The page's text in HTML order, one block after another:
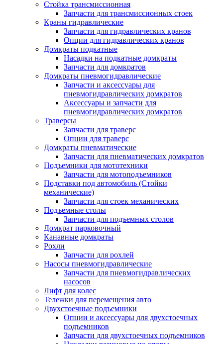
Стойка трансмиссионная
Запчасти для трансмиссионных стоек
Краны гидравлические
Запчасти для гидравлических кранов
Опции для гидравлических кранов
Домкраты подкатные
Насадки на подкатные домкраты
Запчасти для домкратов
Домкраты пневмогидравлические
Запчасти и аксессуары для
пневмогидравлических домкратов
Аксессуары и запчасти для
пневмогидравлических домкратов
Траверсы
Запчасти для траверс
Опции для траверс
Домкраты пневматические
Запчасти для пневматических домкратов
Подъемники для мототехники
Запчасти для мотоподъемников
Подставки под автомобиль (Стойки
механические)
Запчасти для стоек механических
Подъемные столы
Запчасти для подъемных столов
Домкрат парковочный
Канавные домкраты
Рохли
Запчасти для рохлей
Насосы пневмогидравлические
Запчасти для пневмогидравлических
насосов
Лифт для колес
Тележки для перемещения авто
Двухстоечные подъемники
Опции и аксессуары для двухстоечных
подъемников
Запчасти для двухстоечных подъемников